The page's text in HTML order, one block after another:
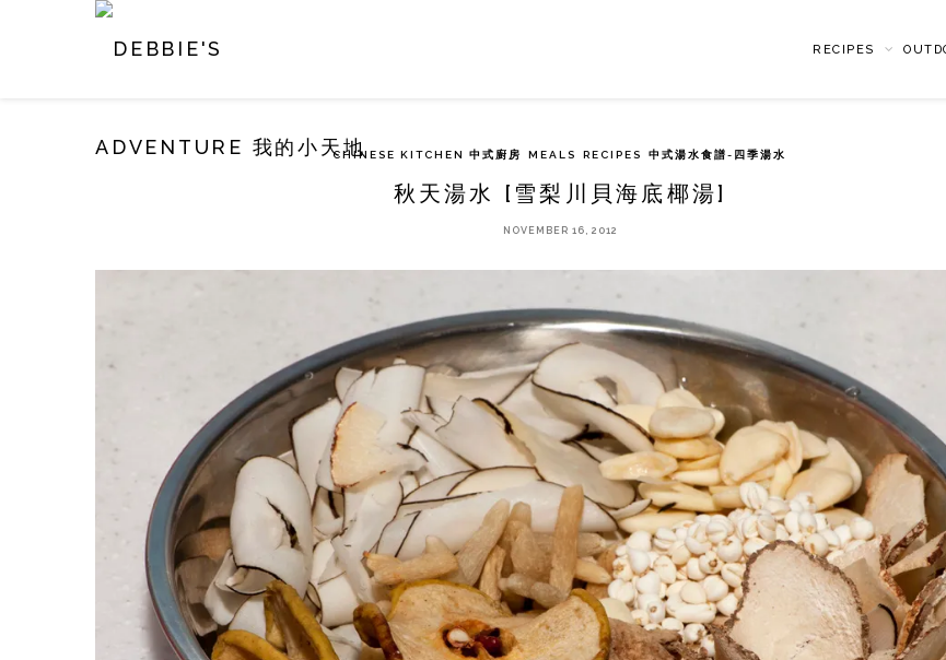
RECIPES
CHINESE KITCHEN 中式廚房 MEALS RECIPES 中式湯水食譜-四季湯水
秋天湯水 [雪梨川貝海底椰湯]
NOVEMBER 16, 2012